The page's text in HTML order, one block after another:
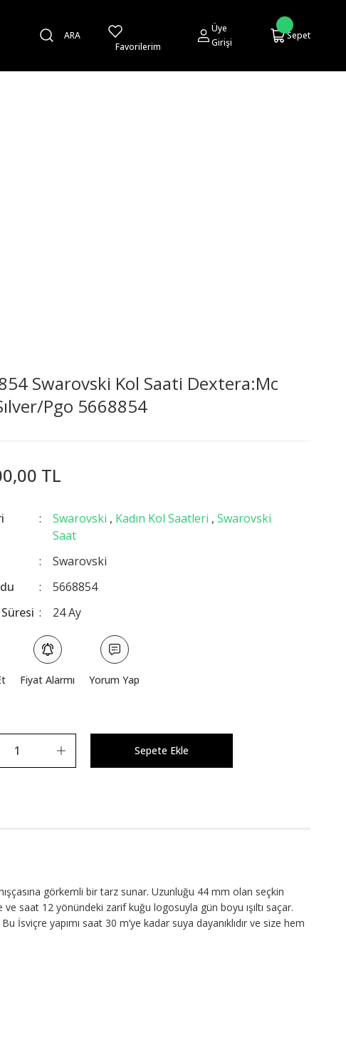
ARA
Favorilerim
Üye
Girişi
Sepet
Swarovski Kol Saati Dextera:Mc
Pgo 5668854
TL
Swarovski , Kadın Kol Saatleri , Swarovski
Saat
Swarovski
5668854
24 Ay
Fiyat Alarmı Yorum Yap
Sepete Ekle
görkemli bir tarz sunar. Uzunluğu 44 mm olan seçkin
ve saat 12 yönündeki zarif kuğu logosuyla gün boyu ışıltı saçar.
yapımı saat 30 m’ye kadar suya dayanıklıdır ve size hem